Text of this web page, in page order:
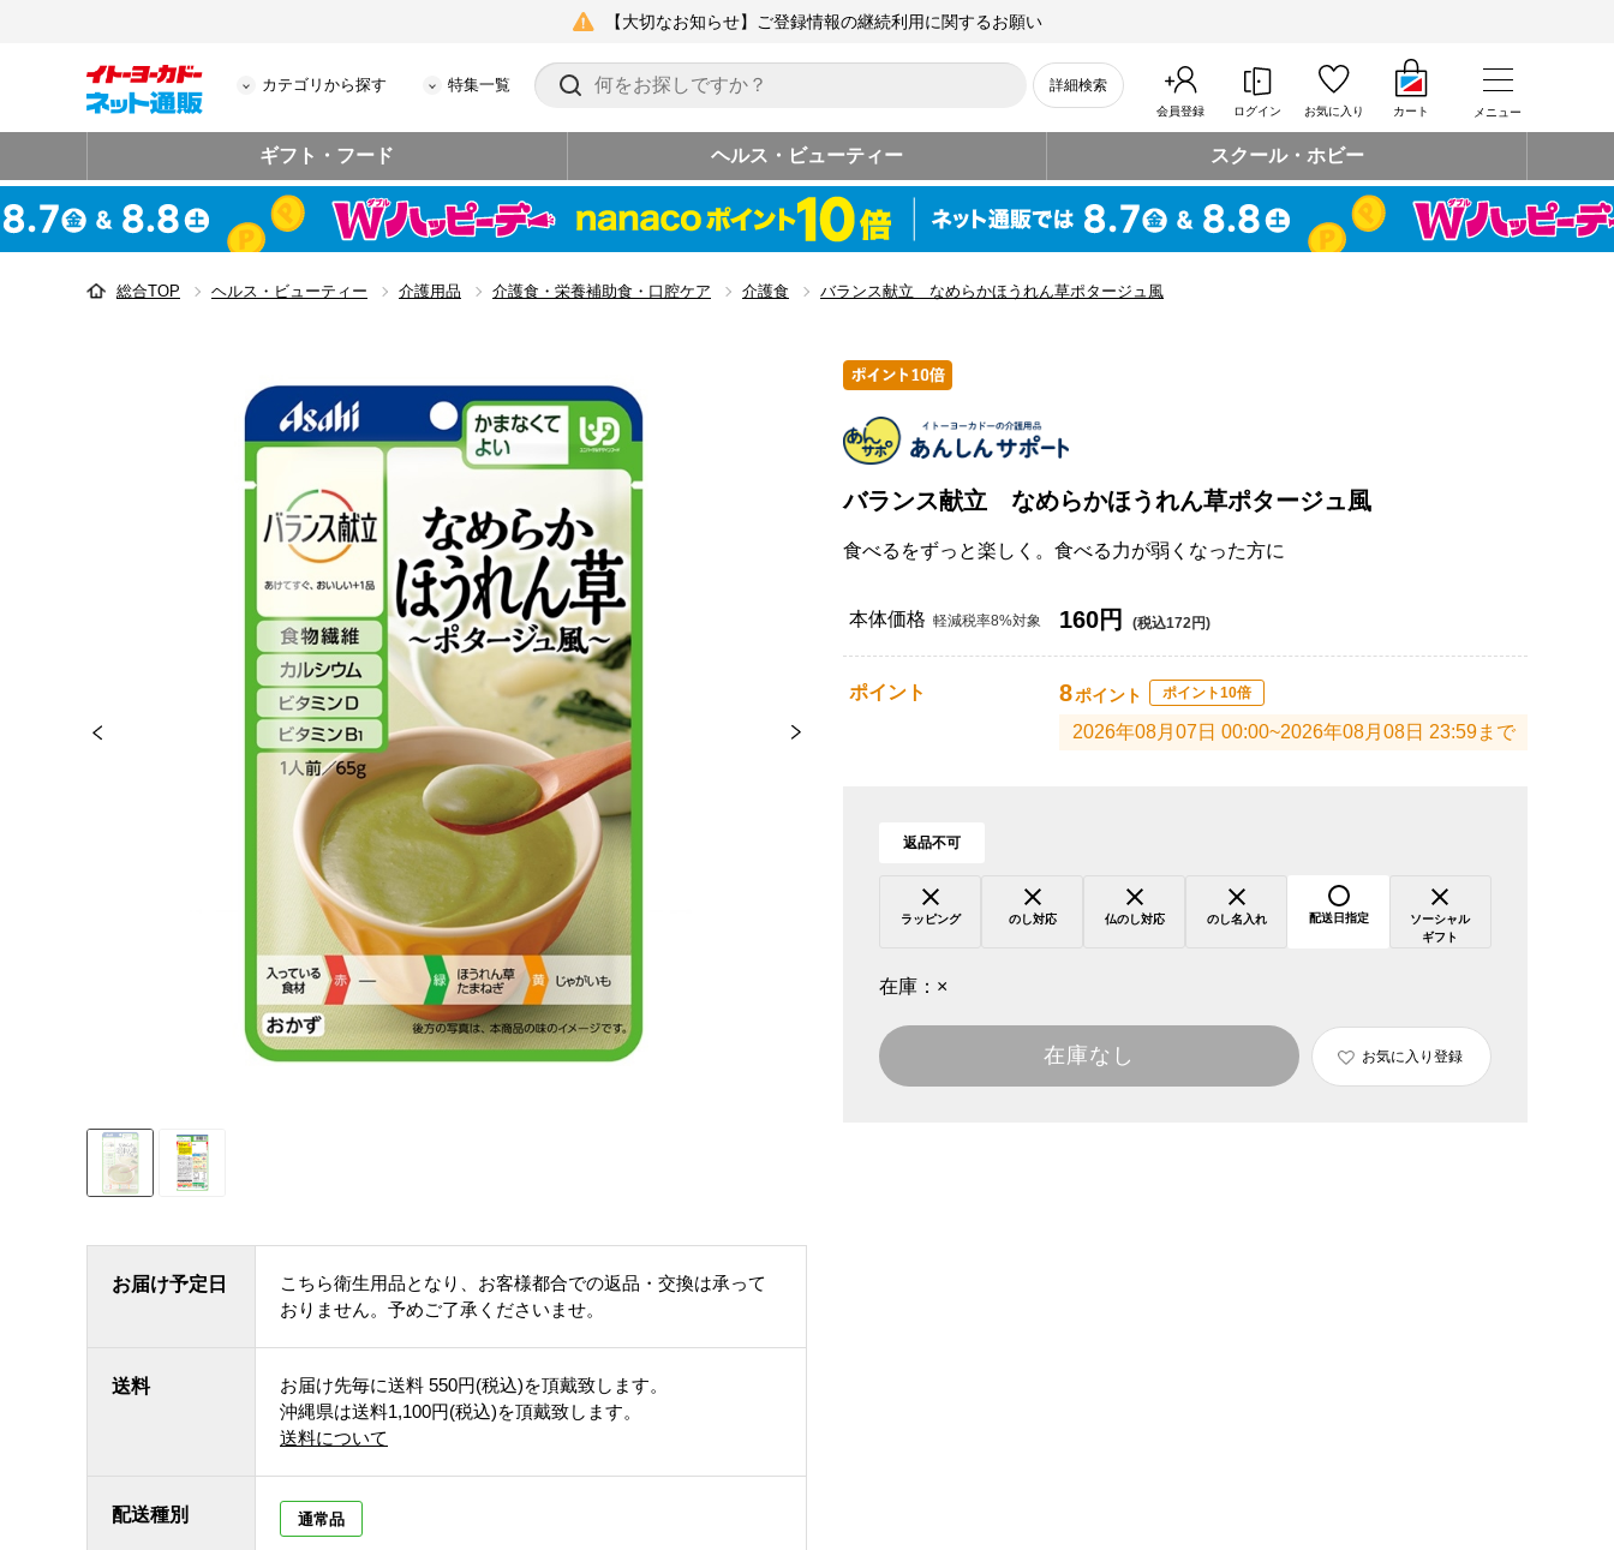
【大切なお知らせ】ご登録情報の継続利用に関するお願い
カテゴリから探す 特集一覧 詳細検索
会員登録 ログイン お気に入り カート メニュー
ギフト・フード ヘルス・ビューティー スクール・ホビー
総合TOP ヘルス・ビューティー 介護用品 介護食・栄養補助食・口腔ケア 介護食 バランス献立 なめらかほうれん草ポタージュ風
お届け予定日
こちら衛生用品となり、お客様都合での返品・交換は承って
おりません。予めご了承くださいませ。
送料 お届け先毎に送料 550円(税込)を頂戴致します。
沖縄県は送料1,100円(税込)を頂戴致します。
送料について
配送種別 通常品
バランス献立 なめらかほうれん草ポタージュ風
食べるをずっと楽しく。食べる力が弱くなった方に
本体価格 軽減税率8%対象 160円 (税込172円)
ポイント 8ポイント ポイント10倍
2026年08月07日 00:00~2026年08月08日 23:59まで
返品不可
ラッピング のし対応 仏のし対応 のし名入れ 配送日指定
ソーシャル
ギフト
在庫： ×
在庫なし お気に入り登録